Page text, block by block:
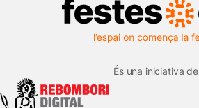
És una iniciativa de